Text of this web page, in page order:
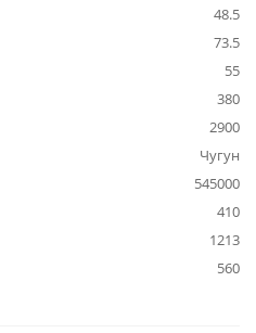
48.5
73.5
55
380
2900
Чугун
545000
410
1213
560